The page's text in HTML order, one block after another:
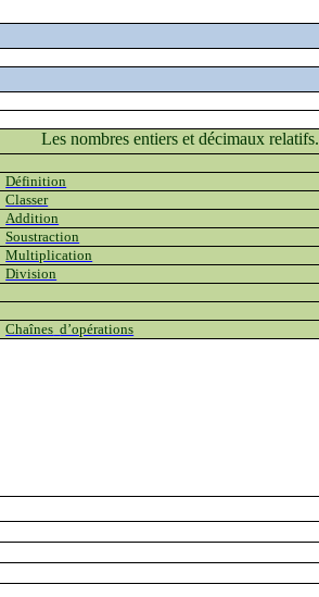
Les nombres entiers et décimaux relatifs.
Définition
Classer
Addition
Soustraction
Multiplication
Division
Chaînes d’opérations